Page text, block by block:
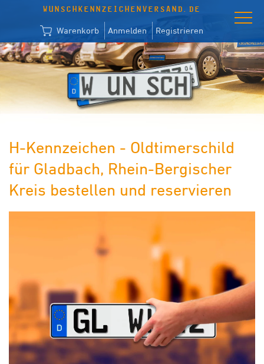
WUNSCHKENNZEICHENVERSAND.DE
Warenkorb Anmelden Registrieren
H-Kennzeichen - Oldtimerschild
für Gladbach, Rhein-Bergischer
Kreis bestellen und reservieren